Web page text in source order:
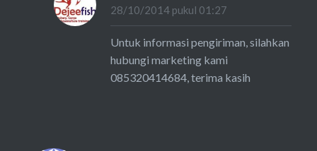
28/10/2014 pukul 01:27
Untuk informasi pengiriman, silahkan
hubungi marketing kami
085320414684, terima kasih